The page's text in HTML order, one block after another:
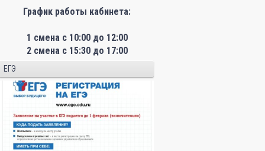
График работы кабинета:
1 смена с 10:00 до 12:00
2 смена с 15:30 до 17:00
ЕГЭ